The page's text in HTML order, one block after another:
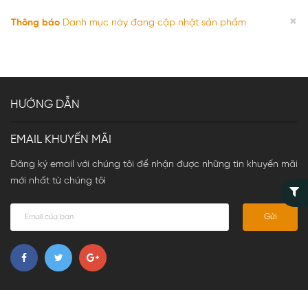
×
Thông báo Danh mục này đang cập nhật sản phẩm
HƯỚNG DẪN
EMAIL KHUYẾN MÃI
Đăng ký email với chúng tôi để nhận được những tin khuyến mãi
mới nhất từ chúng tôi
Gửi